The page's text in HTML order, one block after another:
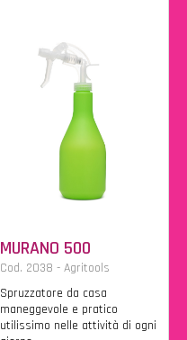
MURANO 500
Cod. 2038 - Agritools
Spruzzatore da casa
maneggevole e pratico
utilissimo nelle attività di ogni